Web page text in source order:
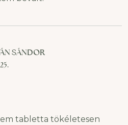
SÁNDOR
tabletta tökéletesen